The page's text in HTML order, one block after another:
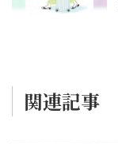
関連記事